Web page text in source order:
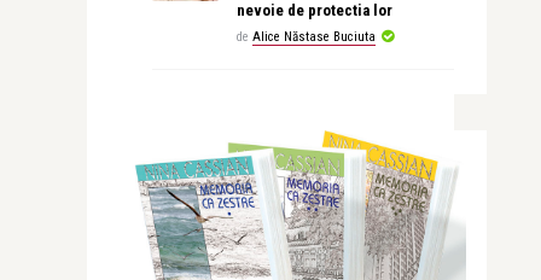
nevoie de protectia lor
de Alice Năstase Buciuta